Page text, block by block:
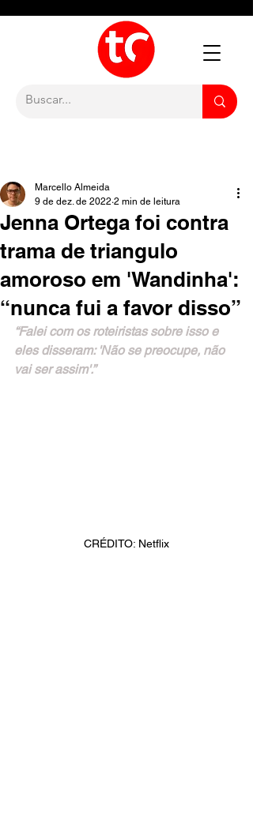
Jenna Ortega foi contra
trama de triangulo
amoroso em 'Wandinha':
“nunca fui a favor disso”
Marcello Almeida
9 de dez. de 2022 2 min de leitura
“Falei com os roteiristas sobre isso e
eles disseram: 'Não se preocupe, não
vai ser assim'.”
CRÉDITO: Netflix